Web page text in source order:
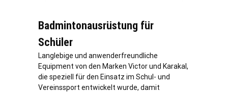
Badmintonausrüstung für
Schüler
Langlebige und anwenderfreundliche
Equipment von den Marken Victor und Karakal,
die speziell für den Einsatz im Schul- und
Vereinssport entwickelt wurde, damit